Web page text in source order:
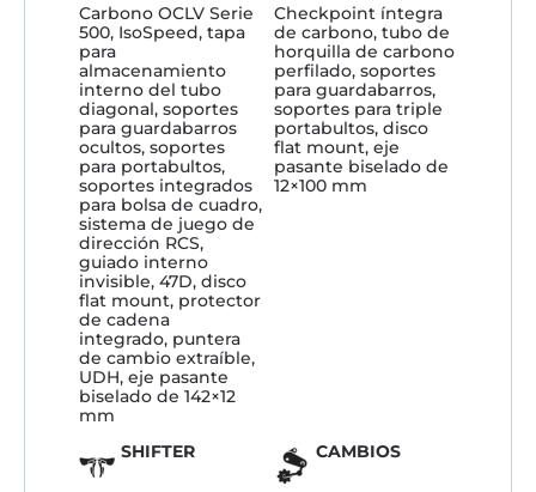
Carbono OCLV Serie
500, IsoSpeed, tapa
para
almacenamiento
interno del tubo
diagonal, soportes
para guardabarros
ocultos, soportes
para portabultos,
soportes integrados
para bolsa de cuadro,
sistema de juego de
dirección RCS,
guiado interno
invisible, 47D, disco
flat mount, protector
de cadena
integrado, puntera
de cambio extraíble,
UDH, eje pasante
biselado de 142×12
mm
Checkpoint íntegra
de carbono, tubo de
horquilla de carbono
perfilado, soportes
para guardabarros,
soportes para triple
portabultos, disco
flat mount, eje
pasante biselado de
12×100 mm
SHIFTER CAMBIOS